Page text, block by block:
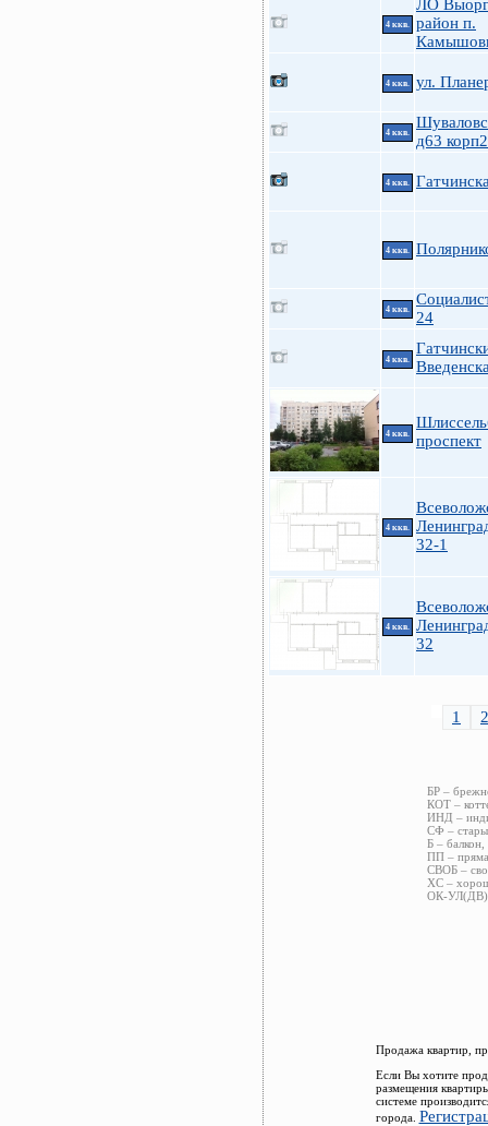
4 ккв.
ЛО
район п.
4 ккв. ул.
4 ккв.
д63 корп2
4 ккв.
4 ккв.
4 ккв.
24
4 ккв.
4 ккв.
проспект
4 ккв.
32-1
4 ккв.
32
1 2
БР –
КОТ –
ИНД –
СФ –
Б –
ПП –
СВОБ –
ХС –
ОК-УЛ(ДВ)
Продажа квартир,
Если Вы хотите
размещения
системе
города.